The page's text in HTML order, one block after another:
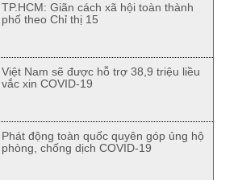
TP.HCM: Giãn cách xã hội toàn thành
phố theo Chỉ thị 15
Việt Nam sẽ được hỗ trợ 38,9 triệu liều
vắc xin COVID-19
Phát động toàn quốc quyên góp ủng hộ
phòng, chống dịch COVID-19